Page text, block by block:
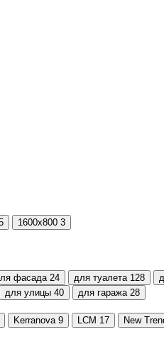
1600x800 3
фасада 24 для туалета 128
для улицы 40 для гаража 28
Kerranova 9 LCM 17 New